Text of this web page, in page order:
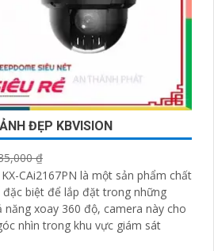
ĐẸP KBVISION
₫
CAi2167PN là một sản phẩm chất
biệt để lắp đặt trong những
nhìn trong khu vực giám sát